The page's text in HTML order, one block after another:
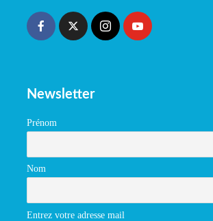
Newsletter
Prénom
Nom
Entrez votre adresse mail